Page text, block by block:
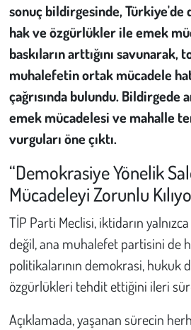
sonuç bildirgesinde, Türkiye'de
hak ve özgürlükler ile emek
baskıların arttığını savunarak,
muhalefetin ortak mücadele
çağrısında bulundu.
emek mücadelesi ve mahalle
vurguları öne çıktı.
“Demokrasiye Yönelik
Mücadeleyi Zorunlu
TİP Parti Meclisi, iktidarın
değil, ana muhalefet partisini de
politikalarının demokrasi, hukuk
özgürlükleri tehdit ettiğini ileri
Açıklamada, yaşanan sürecin
İnsan Hakları
Hayvan Hakları
Çevre
Galeri
Günün İçinden
Vefat İlanları
Hukuk